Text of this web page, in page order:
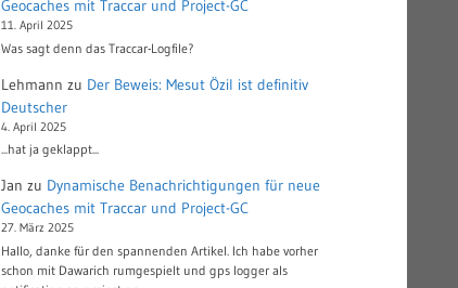
Geocaches mit Traccar und Project-GC
11. April 2025
Was sagt denn das Traccar-Logfile?
Lehmann zu Der Beweis: Mesut Özil ist definitiv
Deutscher
4. April 2025
...hat ja geklappt...
Jan zu Dynamische Benachrichtigungen für neue
Geocaches mit Traccar und Project-GC
27. März 2025
Hallo, danke für den spannenden Artikel. Ich habe vorher
schon mit Dawarich rumgespielt und gps logger als